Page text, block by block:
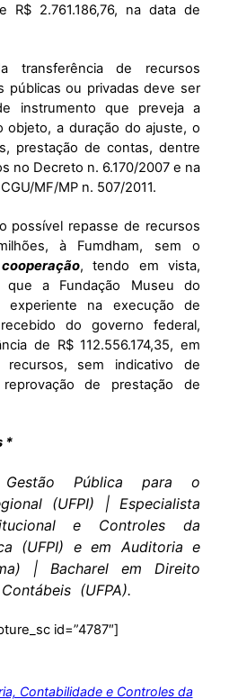
R$ 2.761.186,76, na data de
transferência de recursos
públicas ou privadas deve ser
instrumento que preveja a
objeto, a duração do ajuste, o
prestação de contas, dentre
no Decreto n. 6.170/2007 e na
MF/MP n. 507/2011.
possível repasse de recursos
à Fumdham, sem o
, tendo em vista,
que a Fundação Museu do
experiente na execução de
do governo federal,
de R$ 112.556.174,35, em
sem indicativo de
de prestação de
*
Pública para o
(UFPI) | Especialista
e Controles da
(UFPI) e em Auditoria e
| Bacharel em Direito
(UFPA).
id=”4787″]
Contabilidade e Controles da